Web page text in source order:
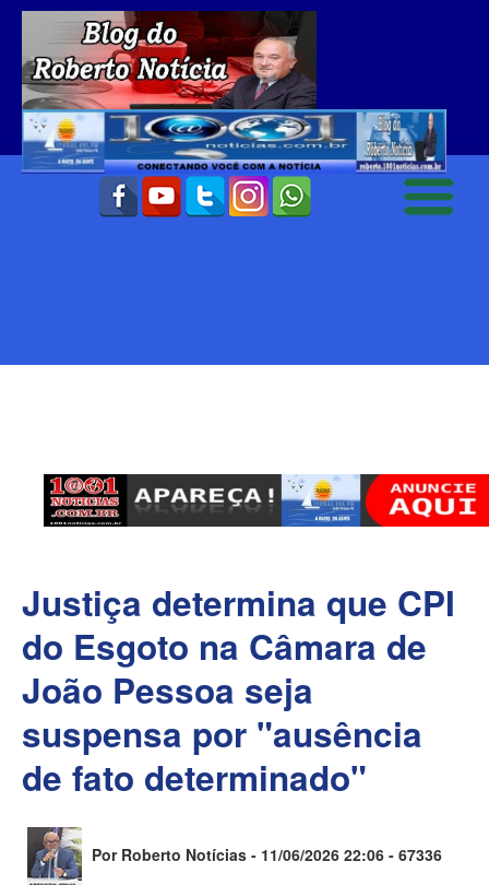
Justiça determina que CPI
do Esgoto na Câmara de
João Pessoa seja
suspensa por "ausência
de fato determinado"
Por Roberto Notícias - 11/06/2026 22:06 - 67336